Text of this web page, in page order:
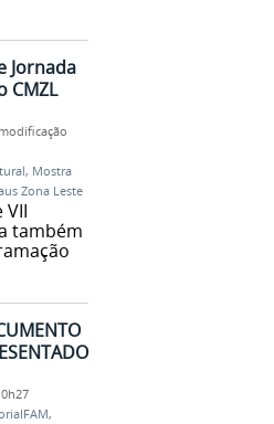
Jornada
CMZL
, Mostra
Zona Leste
VII
também
,